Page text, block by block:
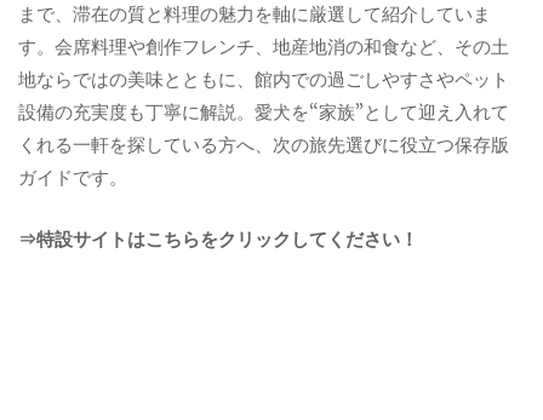
まで、滞在の質と料理の魅力を軸に厳選して紹介していま
す。会席料理や創作フレンチ、地産地消の和食など、その土
地ならではの美味とともに、館内での過ごしやすさやペット
設備の充実度も丁寧に解説。愛犬を“家族”として迎え入れて
くれる一軒を探している方へ、次の旅先選びに役立つ保存版
ガイドです。
⇒特設サイトはこちらをクリックしてください！